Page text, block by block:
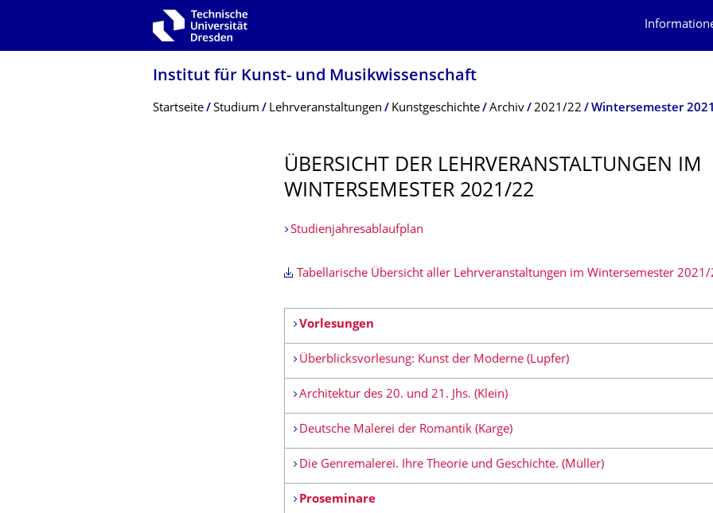
Zur Hauptnavigation springen
Institut für Kunst- und Musikwissenschaft
Breadcrumb-Menü
Startseite Studium Lehrveranstaltungen Kunstgeschichte Archiv 2021/22 Wintersemester
ÜBERSICHT DER LEHRVERANSTAL­TUNGEN IM
WINTERSEMESTER 2021/22
Studienjahresablaufplan
Tabellarische Übersicht aller Lehrveranstaltungen im Wintersemester 2021/
Vorlesungen
Überblicksvorlesung: Kunst der Moderne (Lupfer)
Architektur des 20. und 21. Jhs. (Klein)
Deutsche Malerei der Romantik (Karge)
Die Genremalerei. Ihre Theorie und Geschichte. (Müller)
Proseminare